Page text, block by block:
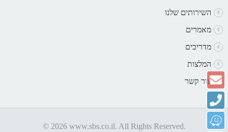
השירותים שלנו
מאמרים
מדריכים
המלצות
צור קשר
© 2026 www.sbs.co.il. All Rights Reserved.